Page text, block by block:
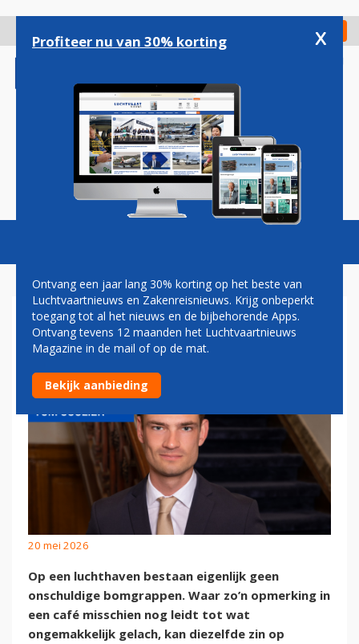
gaan
Check in
Magazine Podcasts Vacatures
BOMMETJE
20 mei 2026
Op een luchthaven bestaan eigenlijk geen
onschuldige bomgrappen. Waar zo’n opmerking in
een café misschien nog leidt tot wat
ongemakkelijk gelach, kan diezelfde zin op
Profiteer nu van 30% korting x
Ontvang een jaar lang 30% korting op het beste van
Luchtvaartnieuws en Zakenreisnieuws. Krijg onbeperkt
toegang tot al het nieuws en de bijbehorende Apps.
Ontvang tevens 12 maanden het Luchtvaartnieuws
Magazine in de mail of op de mat.
Bekijk aanbieding